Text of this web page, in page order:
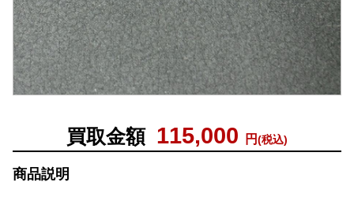
買取金額 115,000 円(税込)
商品説明